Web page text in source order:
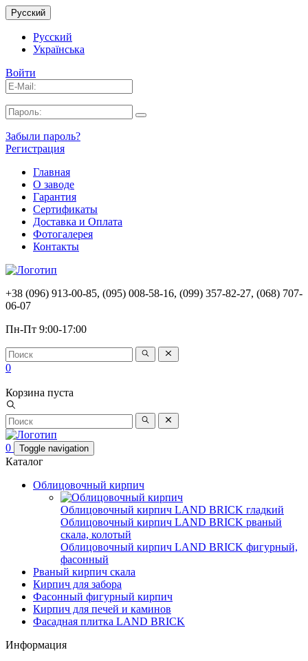
Русский
Русский
Українська
Войти
Забыли пароль?
Регистрация
Главная
О заводе
Гарантия
Сертификаты
Доставка и Оплата
Фотогалерея
Контакты
+38 (096) 913-00-85, (095) 008-58-16, (099) 357-82-27, (068) 707-
06-07
Пн-Пт 9:00-17:00
0
Корзина пуста
0 Toggle navigation
Каталог
Облицовочный кирпич
Облицовочный кирпич LAND BRICK гладкий
Облицовочный кирпич LAND BRICK рваный
скала, колотый
Облицовочный кирпич LAND BRICK фигурный,
фасонный
Рваный кирпич скала
Кирпич для забора
Фасонный фигурный кирпич
Кирпич для печей и каминов
Фасадная плитка LAND BRICK
Информация